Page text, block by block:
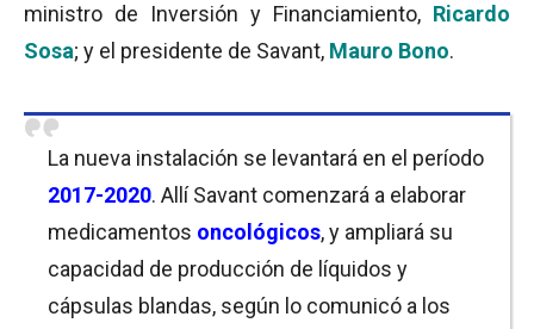
ministro de Inversión y Financiamiento, Ricardo
Sosa; y el presidente de Savant, Mauro Bono.
La nueva instalación se levantará en el período
2017-2020. Allí Savant comenzará a elaborar
medicamentos oncológicos, y ampliará su
capacidad de producción de líquidos y
cápsulas blandas, según lo comunicó a los